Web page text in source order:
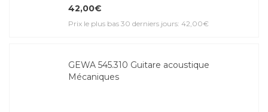
42,00€
Prix le plus bas 30 derniers jours: 42,00€
GEWA 545.310 Guitare acoustique
Mécaniques